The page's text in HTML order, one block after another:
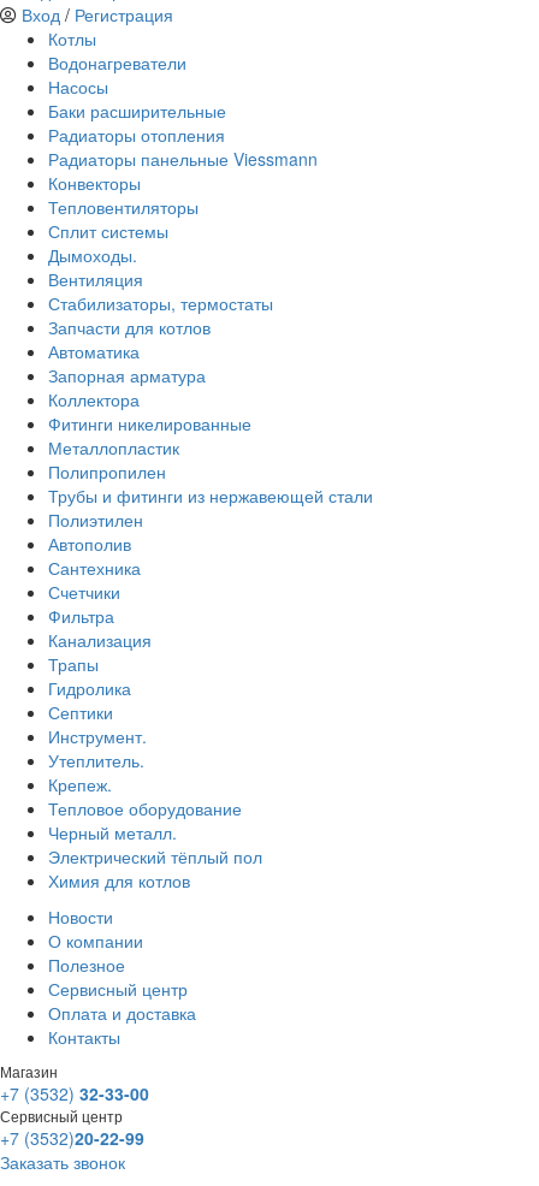
Вход / Регистрация
Котлы
Водонагреватели
Насосы
Баки расширительные
Радиаторы отопления
Радиаторы панельные Viessmann
Конвекторы
Тепловентиляторы
Сплит системы
Дымоходы.
Вентиляция
Стабилизаторы, термостаты
Запчасти для котлов
Автоматика
Запорная арматура
Коллектора
Фитинги никелированные
Металлопластик
Полипропилен
Трубы и фитинги из нержавеющей стали
Полиэтилен
Автополив
Сантехника
Счетчики
Фильтра
Канализация
Трапы
Гидролика
Септики
Инструмент.
Утеплитель.
Крепеж.
Тепловое оборудование
Черный металл.
Электрический тёплый пол
Химия для котлов
Новости
О компании
Полезное
Сервисный центр
Оплата и доставка
Контакты
Магазин
+7 (3532) 32-33-00
Сервисный центр
+7 (3532)20-22-99
Заказать звонок